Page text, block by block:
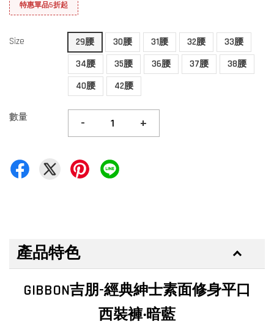
特惠單品5折起
Size 29腰 30腰 31腰 32腰
33腰
34腰
35腰 36腰 37腰
38腰
40腰
42腰
數量 - +
產品特色
GIBBON吉朋-經典紳士素面修身平口
西裝褲‧暗藍